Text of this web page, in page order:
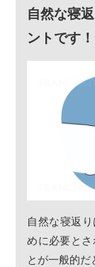
自然な寝
ントです！
自然な寝返
めに必要と
とが一般的だ